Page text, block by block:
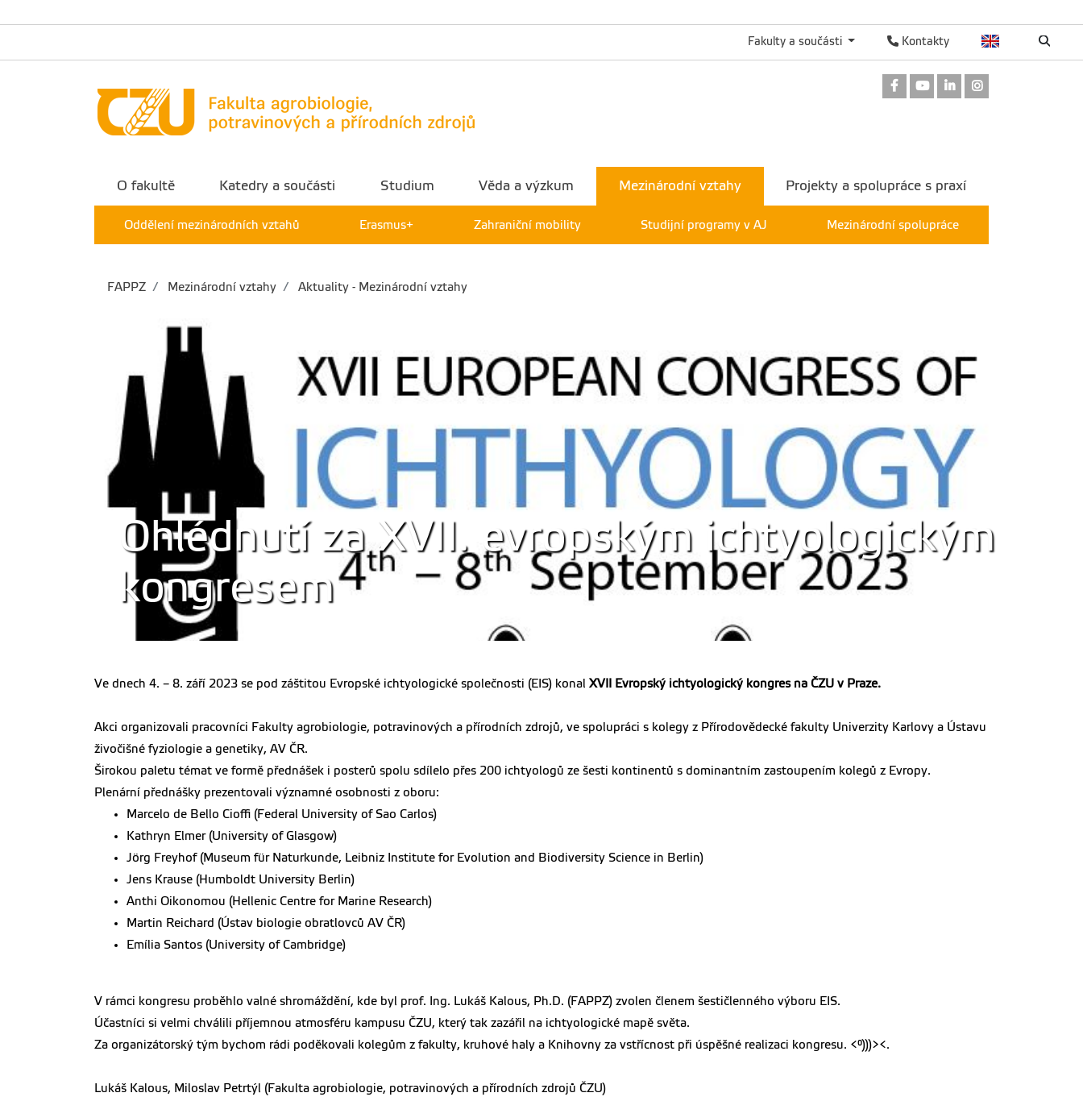
Kontakty
Fakulty a součásti
Odkaz na Facebook
Odkaz na Youtube
Odkaz na LinkedIn
O fakultě Katedry a součásti Studium Věda a výzkum Mezinárodní vztahy
Oddělení mezinárodních vztahů Erasmus+ Zahraniční mobility Studijní programy v AJ Mezinárodní spolupráce
Projekty a spolupráce s praxí
FAPPZ Mezinárodní vztahy Aktuality - Mezinárodní vztahy
Ohlédnutí za XVII. evropským ichtyologickým
kongresem
Ve dnech 4. – 8. září 2023 se pod záštitou Evropské ichtyologické společnosti (EIS) konal XVII Evropský ichtyologický kongres na ČZU v Praze.
Akci organizovali pracovníci Fakulty agrobiologie, potravinových a přírodních zdrojů, ve spolupráci s kolegy z Přírodovědecké fakulty Univerzity Karlovy a Ústavu
živočišné fyziologie a genetiky, AV ČR.
Širokou paletu témat ve formě přednášek i posterů spolu sdílelo přes 200 ichtyologů ze šesti kontinentů s dominantním zastoupením kolegů z Evropy.
Plenární přednášky prezentovali významné osobnosti z oboru:
Marcelo de Bello Cioffi (Federal University of Sao Carlos)
Kathryn Elmer (University of Glasgow)
Jörg Freyhof (Museum für Naturkunde, Leibniz Institute for Evolution and Biodiversity Science in Berlin)
Jens Krause (Humboldt University Berlin)
Anthi Oikonomou (Hellenic Centre for Marine Research)
Martin Reichard (Ústav biologie obratlovců AV ČR)
Emília Santos (University of Cambridge)
V rámci kongresu proběhlo valné shromáždění, kde byl prof. Ing. Lukáš Kalous, Ph.D. (FAPPZ) zvolen členem šestičlenného výboru EIS.
Účastníci si velmi chválili příjemnou atmosféru kampusu ČZU, který tak zazářil na ichtyologické mapě světa.
Za organizátorský tým bychom rádi poděkovali kolegům z fakulty, kruhové haly a Knihovny za vstřícnost při úspěšné realizaci kongresu. <°)))><.
Lukáš Kalous, Miloslav Petrtýl (Fakulta agrobiologie, potravinových a přírodních zdrojů ČZU)